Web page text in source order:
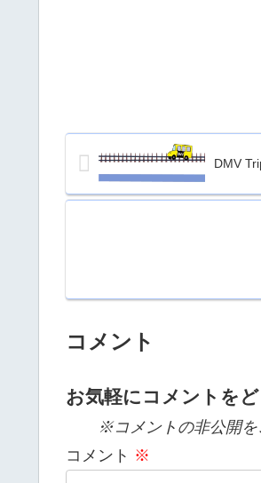
DMV
コメント
お気軽にコメントを
※コメントの非公開をご
コメント ※